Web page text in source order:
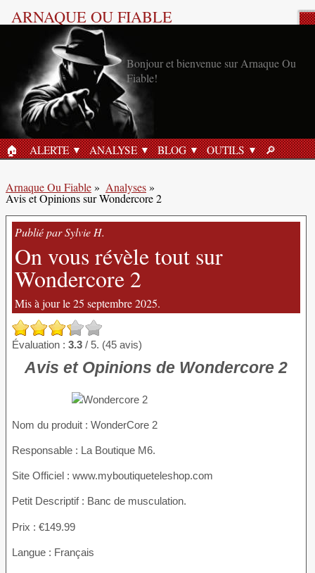
ARNAQUE OU FIABLE
Fiable!
ACCUEIL
🏠︎ ALERTE ANALYSE BLOG OUTILS 🔎︎
Arnaque Ou Fiable» Analyses»
Avis et Opinions sur Wondercore 2
Publié par Sylvie H.
On vous révèle tout sur
Wondercore 2
Mis à jour le 25 septembre 2025.
Évaluation : 3.3 / 5. (45 avis)
Avis et Opinions de Wondercore 2
Nom du produit : WonderCore 2
Responsable : La Boutique M6.
Site Officiel : www.myboutiqueteleshop.com
Petit Descriptif : Banc de musculation.
Prix : €149.99
Langue : Français